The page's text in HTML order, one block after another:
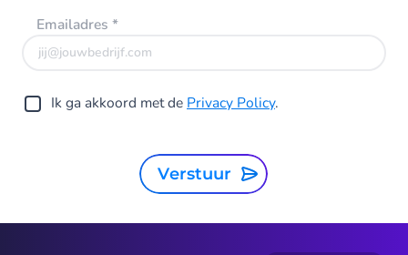
Emailadres *
Ik ga akkoord met de Privacy Policy.
Verstuur